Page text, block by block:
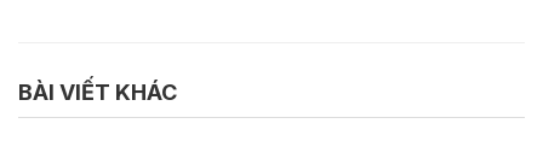
BÀI VIẾT KHÁC